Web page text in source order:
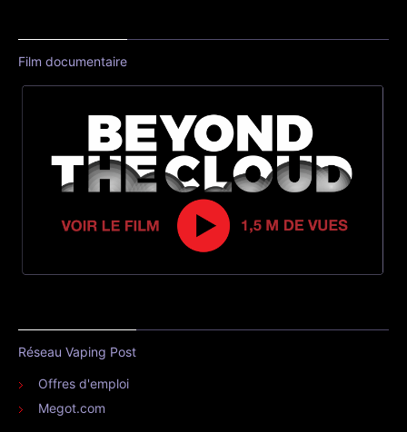
Film documentaire
Réseau Vaping Post
Offres d'emploi
Megot.com